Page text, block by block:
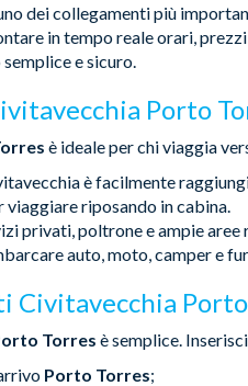
dei collegamenti più
in tempo reale orari,
e sicuro.
Porto
è ideale per chi viaggia
è facilmente
viaggiare riposando in cabina.
privati, poltrone e ampie aree
auto, moto, camper e
Civitavecchia
Torres è semplice.
Porto Torres;